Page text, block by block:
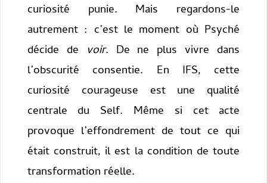
curiosité punie. Mais regardons-le
autrement : c’est le moment où Psyché
décide de voir. De ne plus vivre dans
l’obscurité consentie. En IFS, cette
curiosité courageuse est une qualité
centrale du Self. Même si cet acte
provoque l’effondrement de tout ce qui
était construit, il est la condition de toute
transformation réelle.